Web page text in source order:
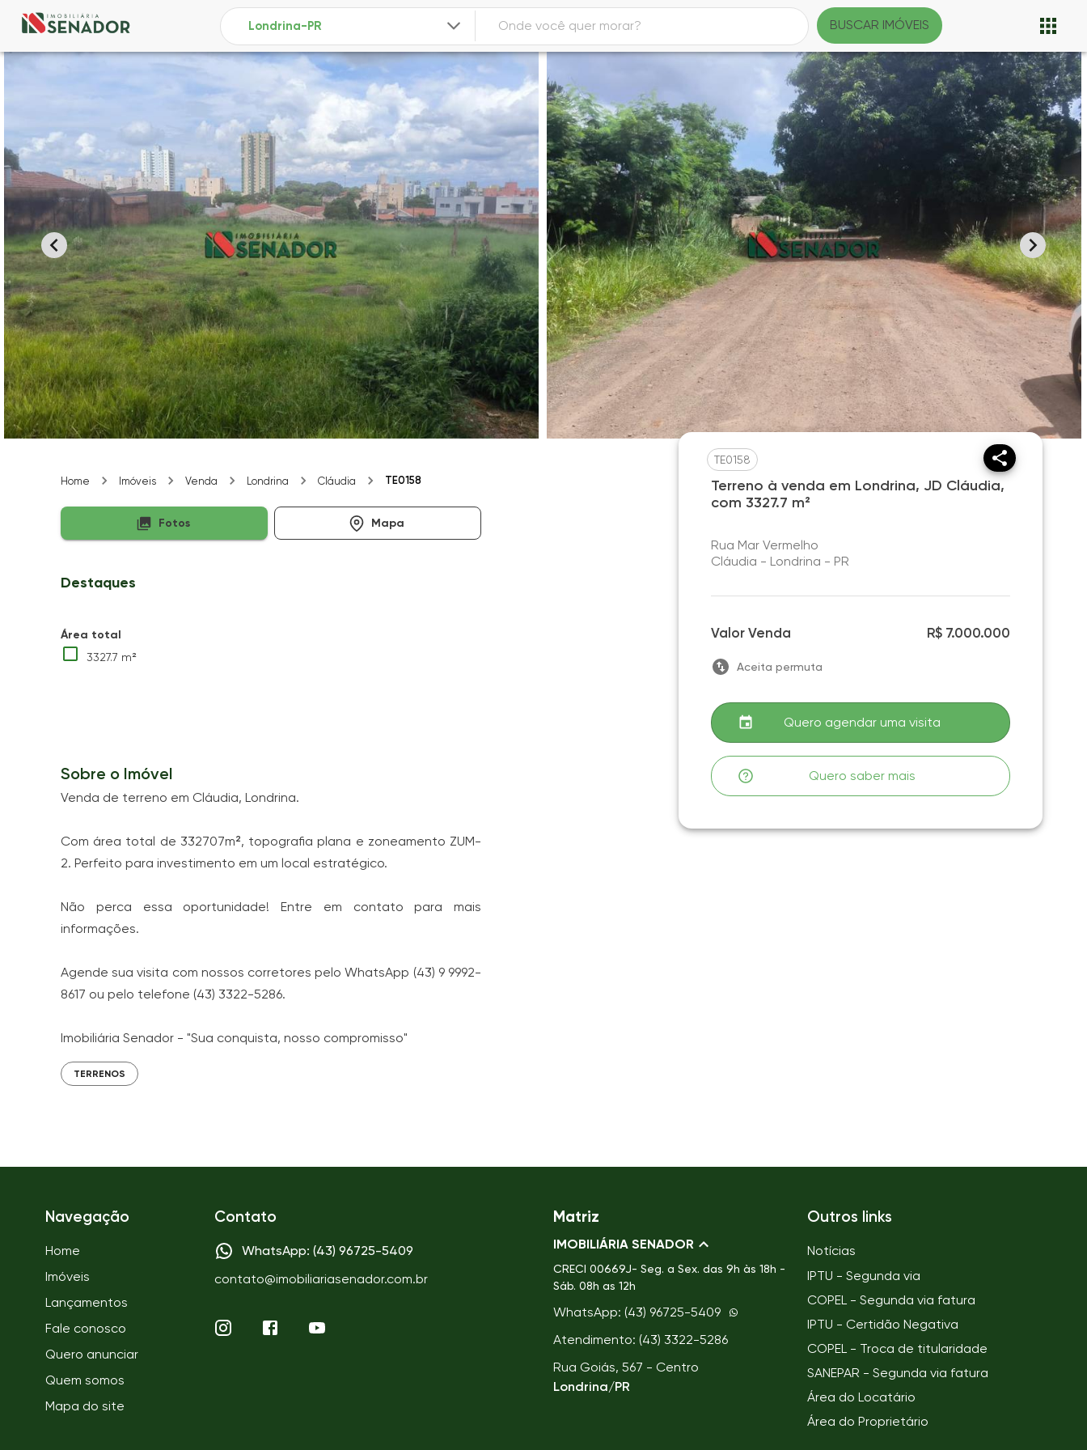
BUSCAR IMÓVEIS
Home Imóveis Venda Londrina Cláudia TE0158
Fotos Mapa
Destaques
Área total
3327.7 m²
Sobre o Imóvel
Venda de terreno em Cláudia, Londrina.
Com área total de 332707m², topografia plana e zoneamento ZUM-
2. Perfeito para investimento em um local estratégico.
Não perca essa oportunidade! Entre em contato para mais
informações.
Agende sua visita com nossos corretores pelo WhatsApp (43) 9 9992-
8617 ou pelo telefone (43) 3322-5286.
Imobiliária Senador - "Sua conquista, nosso compromisso"
TERRENOS
TE0158
Terreno à venda em Londrina, JD Cláudia,
com 3327.7 m²
Rua Mar Vermelho
Cláudia - Londrina - PR
Valor Venda R$ 7.000.000
Aceita permuta
Quero agendar uma visita
Quero saber mais
Navegação
Home
Imóveis
Lançamentos
Fale conosco
Quero anunciar
Quem somos
Mapa do site
Contato
WhatsApp: (43) 96725-5409
contato@imobiliariasenador.com.br
Matriz
IMOBILIÁRIA SENADOR
CRECI 00669J- Seg. a Sex. das 9h às 18h -
Sáb. 08h as 12h
WhatsApp: (43) 96725-5409
Atendimento: (43) 3322-5286
Rua Goiás, 567 - Centro
Londrina/PR
Outros links
Notícias
IPTU - Segunda via
COPEL - Segunda via fatura
IPTU - Certidão Negativa
COPEL - Troca de titularidade
SANEPAR - Segunda via fatura
Área do Locatário
Área do Proprietário